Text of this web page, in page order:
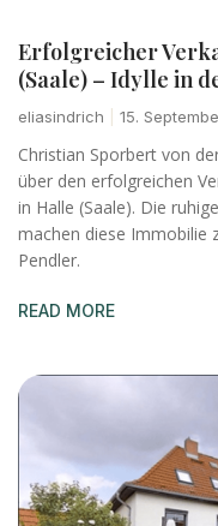
Erfolgreicher
(Saale) – Idylle in
eliasindrich 15.
Christian Sporbert von
über den erfolgreichen
in Halle (Saale). Die
machen diese Immobilie
Pendler.
READ MORE